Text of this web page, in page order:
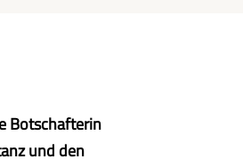
Botschafterin
und den